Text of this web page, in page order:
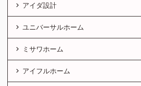
アイダ設計
ユニバーサルホーム
ミサワホーム
アイフルホーム